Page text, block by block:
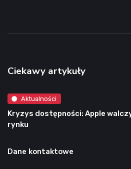
Ciekawy artykuły
Aktualności
Kryzys dostępności: Apple
rynku
Dane kontaktowe